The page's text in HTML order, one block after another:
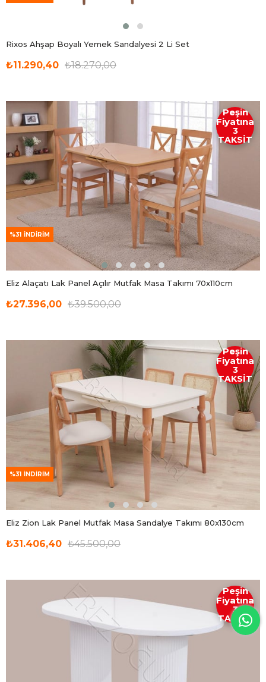
Rixos Ahşap Boyalı Yemek Sandalyesi 2 Li Set
₺11.290,40 ₺18.270,00
Eliz Alaçatı Lak Panel Açılır Mutfak Masa Takımı 70x110cm
₺27.396,00 ₺39.500,00
%31 İNDIRIM
Peşin
Fiyatına
3
TAKSİT
Eliz Zion Lak Panel Mutfak Masa Sandalye Takımı 80x130cm
₺31.406,40 ₺45.500,00
%31 İNDIRIM
Peşin
Fiyatına
3
TAKSİT
Peşin
Fiyatına
3
TAKSİT